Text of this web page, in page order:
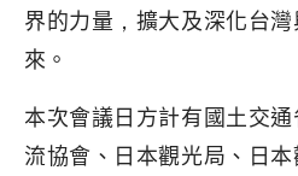
界的力量，擴大及深化台
來。
本次會議日方計有國土交
流協會、日本觀光局、日